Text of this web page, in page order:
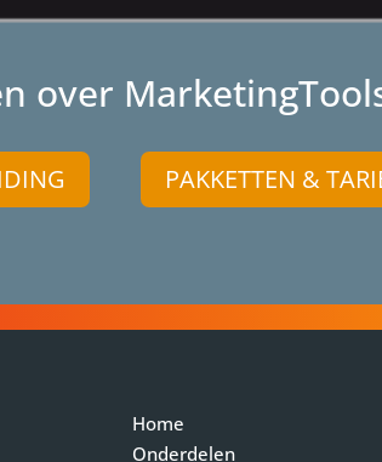
over
PAKKETTEN &
Home
Onderdelen